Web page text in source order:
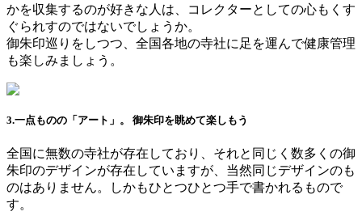
かを収集するのが好きな人は、コレクターとしての心もくす
ぐられすのではないでしょうか。
御朱印巡りをしつつ、全国各地の寺社に足を運んで健康管理
も楽しみましょう。
3.一点ものの「アート」。 御朱印を眺めて楽しもう
全国に無数の寺社が存在しており、それと同じく数多くの御
朱印のデザインが存在していますが、当然同じデザインのも
のはありません。しかもひとつひとつ手で書かれるもので
す。